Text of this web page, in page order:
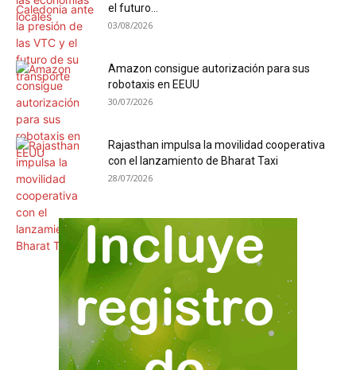
el futuro...
03/08/2026
Amazon consigue autorización para sus
robotaxis en EEUU
30/07/2026
Rajasthan impulsa la movilidad cooperativa
con el lanzamiento de Bharat Taxi
28/07/2026